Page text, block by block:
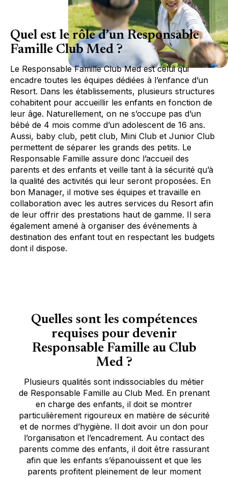
Quel est le rôle d’un Responsable
Famille Club Med ?
Le Responsable Famille Club Med est celui qui
encadre toutes les équipes dédiées à l’enfance d’un
Resort. Dans les établissements, plusieurs structures
cohabitent pour accueillir les enfants en fonction de
leur âge. Naturellement, on ne s’occupe pas d’un
bébé de 4 mois comme d’un adolescent de 16 ans.
Aussi, baby club, petit club, Mini Club et Junior Club
permettent de séparer les grands des petits. Le
Responsable Famille assure donc l’accueil des
parents et des enfants et veille tant à la sécurité qu’à
la qualité des activités qui leur seront proposées. En
bon Manager, il motive ses équipes et travaille en
collaboration avec les autres services du Resort afin
de leur offrir des prestations haut de gamme. Il sera
également amené à organiser des événements à
destination des enfant tout en respectant les budgets
dont il dispose.
Quelles sont les compétences
requises pour devenir
Responsable Famille au Club
Med ?
Plusieurs qualités sont indissociables du métier
de Responsable Famille au Club Med. En prenant
en charge des enfants, il doit se montrer
particulièrement rigoureux en matière de sécurité
et de normes d’hygiène. Il doit avoir un don pour
l’organisation et l’encadrement. Au contact des
parents comme des enfants, il doit être rassurant
afin que les enfants s’épanouissent et que les
parents profitent pleinement de leur moment